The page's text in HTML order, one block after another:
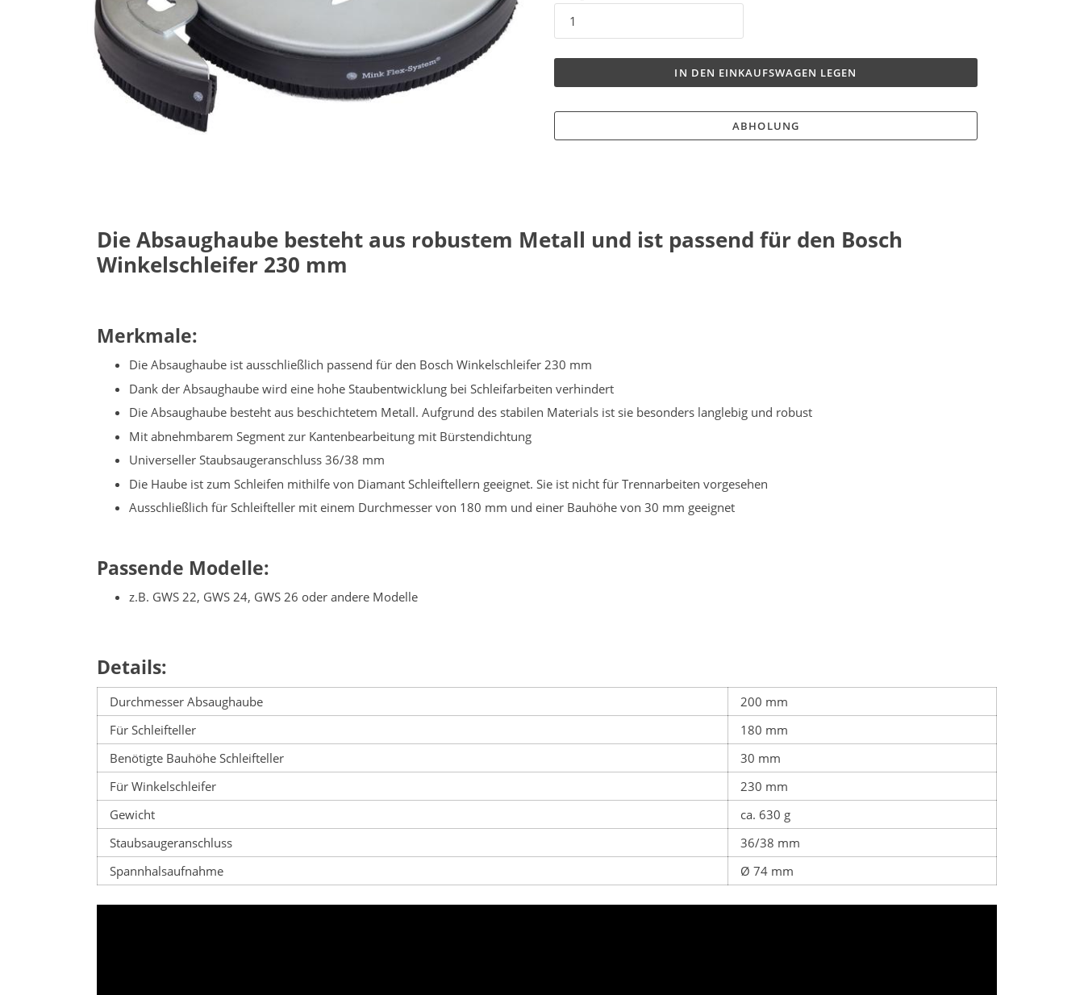
IN DEN EINKAUFSWAGEN LEGEN
ABHOLUNG
Die Absaughaube besteht aus robustem Metall und ist passend für den Bosch
Winkelschleifer 230 mm
Merkmale:
Die Absaughaube ist ausschließlich passend für den Bosch Winkelschleifer 230 mm
Dank der Absaughaube wird eine hohe Staubentwicklung bei Schleifarbeiten verhindert
Die Absaughaube besteht aus beschichtetem Metall. Aufgrund des stabilen Materials ist sie besonders langlebig und robust
Mit abnehmbarem Segment zur Kantenbearbeitung mit Bürstendichtung
Universeller Staubsaugeranschluss 36/38 mm
Die Haube ist zum Schleifen mithilfe von Diamant Schleiftellern geeignet. Sie ist nicht für Trennarbeiten vorgesehen
Ausschließlich für Schleifteller mit einem Durchmesser von 180 mm und einer Bauhöhe von 30 mm geeignet
Passende Modelle:
z.B. GWS 22, GWS 24, GWS 26 oder andere Modelle
Details:
Durchmesser Absaughaube
200 mm
Für Schleifteller
180 mm
Benötigte Bauhöhe Schleifteller
30 mm
Für Winkelschleifer
230 mm
Gewicht
ca. 630 g
Staubsaugeranschluss
36/38 mm
Spannhalsaufnahme
Ø 74 mm